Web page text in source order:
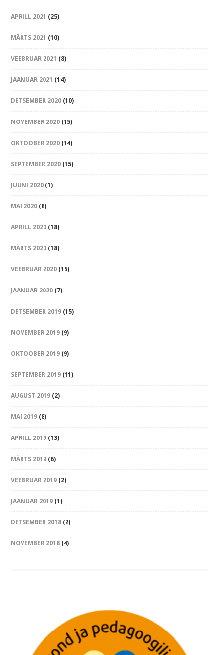
APRILL 2021 (25)
MÄRTS 2021 (10)
VEEBRUAR 2021 (8)
JAANUAR 2021 (14)
DETSEMBER 2020 (10)
NOVEMBER 2020 (15)
OKTOOBER 2020 (14)
SEPTEMBER 2020 (15)
JUUNI 2020 (1)
MAI 2020 (8)
APRILL 2020 (18)
MÄRTS 2020 (18)
VEEBRUAR 2020 (15)
JAANUAR 2020 (7)
DETSEMBER 2019 (15)
NOVEMBER 2019 (9)
OKTOOBER 2019 (9)
SEPTEMBER 2019 (11)
AUGUST 2019 (2)
MAI 2019 (8)
APRILL 2019 (13)
MÄRTS 2019 (6)
VEEBRUAR 2019 (2)
JAANUAR 2019 (1)
DETSEMBER 2018 (2)
NOVEMBER 2018 (4)